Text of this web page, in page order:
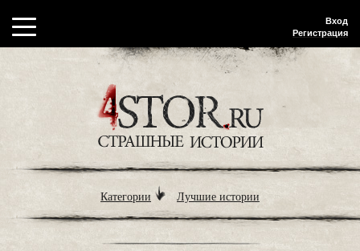
Вход
Регистрация
Категории Лучшие истории